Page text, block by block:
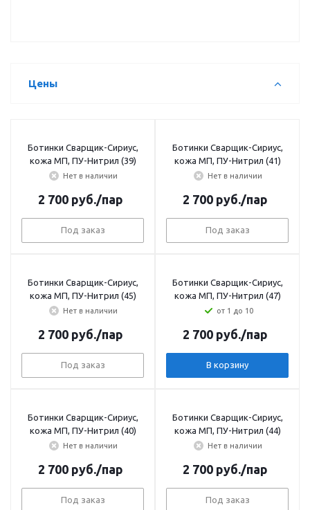
Цены
Ботинки Сварщик-Сириус,
кожа МП, ПУ-Нитрил (39)
Нет в наличии
2 700 руб./пар
Под заказ
Ботинки Сварщик-Сириус,
кожа МП, ПУ-Нитрил (41)
Нет в наличии
2 700 руб./пар
Под заказ
Ботинки Сварщик-Сириус,
кожа МП, ПУ-Нитрил (45)
Нет в наличии
2 700 руб./пар
Под заказ
Ботинки Сварщик-Сириус,
кожа МП, ПУ-Нитрил (47)
от 1 до 10
2 700 руб./пар
В корзину
Ботинки Сварщик-Сириус,
кожа МП, ПУ-Нитрил (40)
Нет в наличии
2 700 руб./пар
Под заказ
Ботинки Сварщик-Сириус,
кожа МП, ПУ-Нитрил (44)
Нет в наличии
2 700 руб./пар
Под заказ